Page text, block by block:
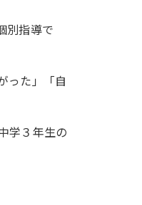
別指導で
った」「自
学３年生の